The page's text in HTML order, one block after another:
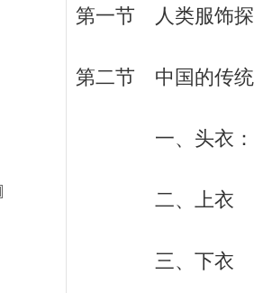
第一节 人类服饰
第二节 中国的传
一、头衣：冠
二、上衣 /
三、下衣 /